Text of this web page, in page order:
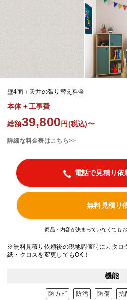
壁4面＋天井の張り替え料金
本体＋工事費
総額39,800 円(税込)〜
詳細な料金表はこちら>>
電話で見積り依
無料見積り
商品・内容が決まっていなくても
※無料見積り依頼後の現地調査時にカタロ
紙・クロスを変更してもOK！
機能
防カビ 防汚 防傷 抗